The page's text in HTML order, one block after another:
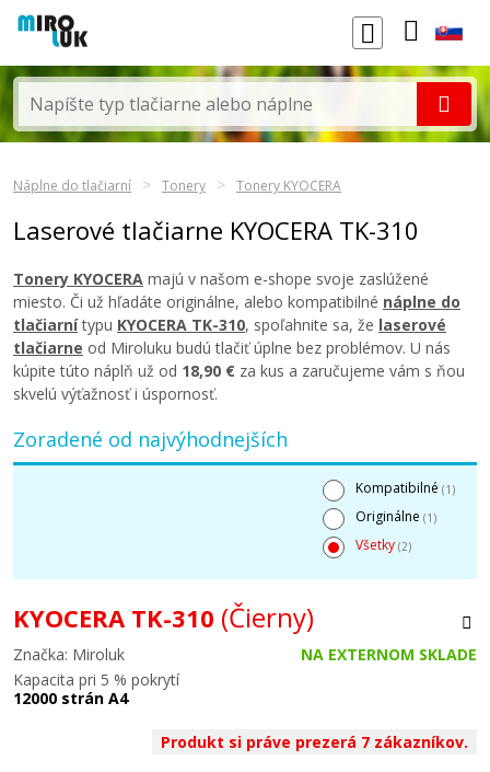
Náplne do tlačiarní Tonery Tonery KYOCERA
Laserové tlačiarne KYOCERA TK-310
Tonery KYOCERA majú v našom e-shope svoje zaslúžené
miesto. Či už hľadáte originálne, alebo kompatibilné náplne do
tlačiarnítypu KYOCERA TK-310, spoľahnite sa, že laserové
tlačiarne od Miroluku budú tlačiť úplne bez problémov. U nás
kúpite túto náplň už od 18,90 € za kus a zaručujeme vám s ňou
skvelú výťažnosť i úspornosť.
Zoradené od najvýhodnejších
Kompatibilné (1)
Originálne (1)
Všetky (2)
KYOCERA TK-310 (Čierny)
Značka: Miroluk
NA EXTERNOM SKLADE
Kapacita pri 5 % pokrytí
12000 strán A4
Produkt si práve prezerá 7 zákazníkov.